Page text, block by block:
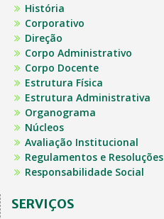
História
Corporativo
Direção
Corpo Administrativo
Corpo Docente
Estrutura Física
Estrutura Administrativa
Organograma
Núcleos
Avaliação Institucional
Regulamentos e Resoluções
Responsabilidade Social
SERVIÇOS